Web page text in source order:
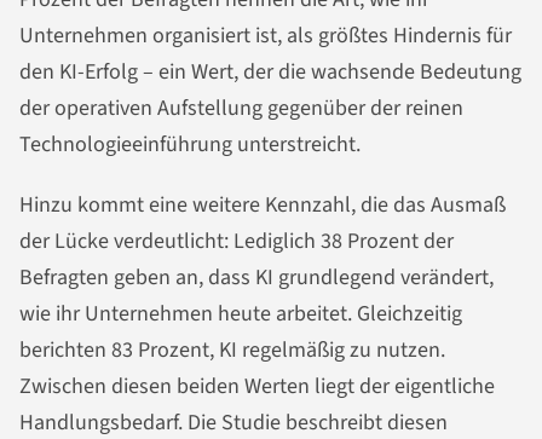
Unternehmen organisiert ist, als größtes Hindernis für
den KI-Erfolg – ein Wert, der die wachsende Bedeutung
der operativen Aufstellung gegenüber der reinen
Technologieeinführung unterstreicht.
Hinzu kommt eine weitere Kennzahl, die das Ausmaß
der Lücke verdeutlicht: Lediglich 38 Prozent der
Befragten geben an, dass KI grundlegend verändert,
wie ihr Unternehmen heute arbeitet. Gleichzeitig
berichten 83 Prozent, KI regelmäßig zu nutzen.
Zwischen diesen beiden Werten liegt der eigentliche
Handlungsbedarf. Die Studie beschreibt diesen